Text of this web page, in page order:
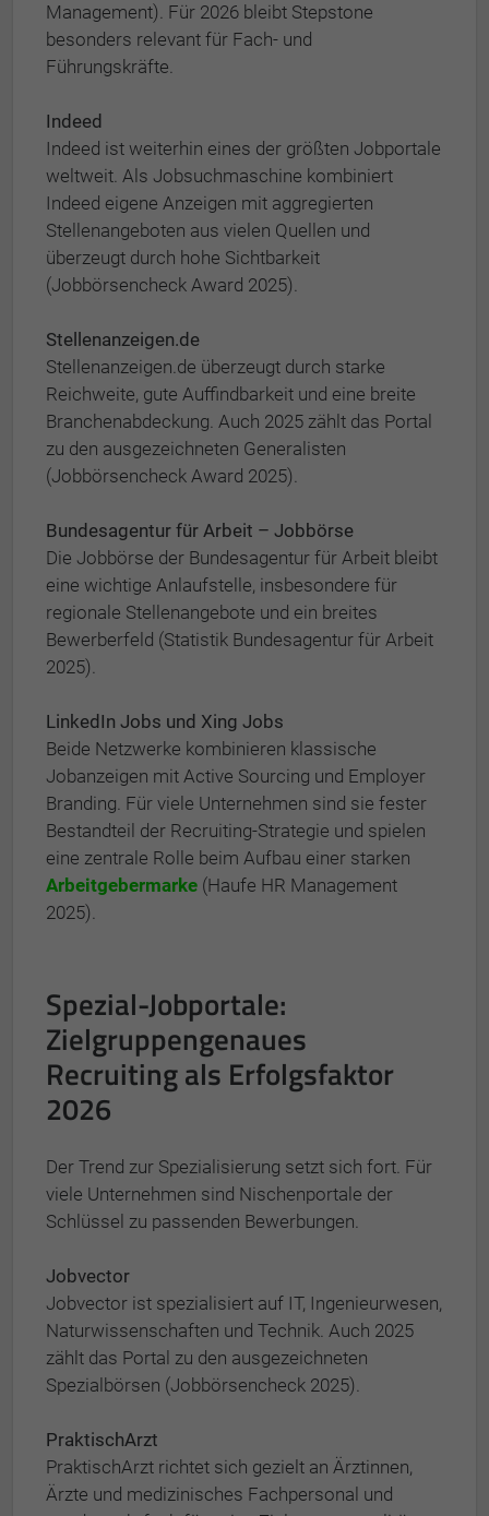
Management). Für 2026 bleibt Stepstone
besonders relevant für Fach- und
Führungskräfte.
Indeed
Indeed ist weiterhin eines der größten Jobportale
weltweit. Als Jobsuchmaschine kombiniert
Indeed eigene Anzeigen mit aggregierten
Stellenangeboten aus vielen Quellen und
überzeugt durch hohe Sichtbarkeit
(Jobbörsencheck Award 2025).
Stellenanzeigen.de
Stellenanzeigen.de überzeugt durch starke
Reichweite, gute Auffindbarkeit und eine breite
Branchenabdeckung. Auch 2025 zählt das Portal
zu den ausgezeichneten Generalisten
(Jobbörsencheck Award 2025).
Bundesagentur für Arbeit – Jobbörse
Die Jobbörse der Bundesagentur für Arbeit bleibt
eine wichtige Anlaufstelle, insbesondere für
regionale Stellenangebote und ein breites
Bewerberfeld (Statistik Bundesagentur für Arbeit
2025).
LinkedIn Jobs und Xing Jobs
Beide Netzwerke kombinieren klassische
Jobanzeigen mit Active Sourcing und Employer
Branding. Für viele Unternehmen sind sie fester
Bestandteil der Recruiting-Strategie und spielen
eine zentrale Rolle beim Aufbau einer starken
Arbeitgebermarke (Haufe HR Management
2025).
Spezial-Jobportale:
Zielgruppengenaues
Recruiting als Erfolgsfaktor
2026
Der Trend zur Spezialisierung setzt sich fort. Für
viele Unternehmen sind Nischenportale der
Schlüssel zu passenden Bewerbungen.
Jobvector
Jobvector ist spezialisiert auf IT, Ingenieurwesen,
Naturwissenschaften und Technik. Auch 2025
zählt das Portal zu den ausgezeichneten
Spezialbörsen (Jobbörsencheck 2025).
PraktischArzt
PraktischArzt richtet sich gezielt an Ärztinnen,
Ärzte und medizinisches Fachpersonal und